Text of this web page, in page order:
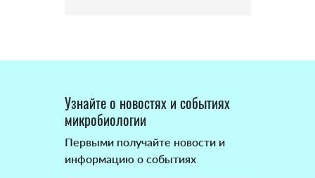
Узнайте о новостях и событиях
микробиологии
Первыми получайте новости и
информацию о событиях